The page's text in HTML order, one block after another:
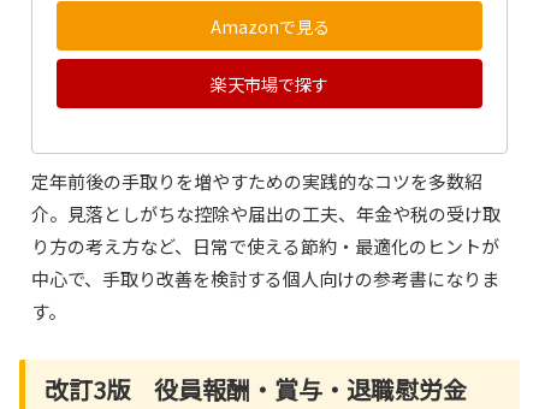
Amazonで見る
楽天市場で探す
定年前後の手取りを増やすための実践的なコツを多数紹
介。見落としがちな控除や届出の工夫、年金や税の受け取
り方の考え方など、日常で使える節約・最適化のヒントが
中心で、手取り改善を検討する個人向けの参考書になりま
す。
改訂3版 役員報酬・賞与・退職慰労金